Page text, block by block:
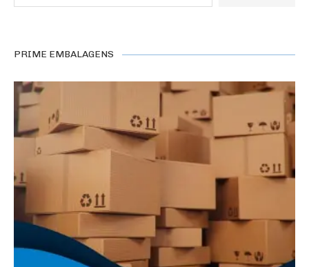
PRIME EMBALAGENS